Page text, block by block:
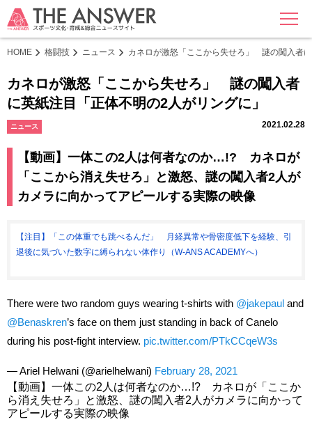
MENU
HOME 格闘技 ニュース カネロが激怒「ここから失せろ」 謎の闖入者
カネロが激怒「ここから失せろ」 謎の闖入者
に英紙注目「正体不明の2人がリングに」
ニュース 2021.02.28
【動画】一体この2人は何者なのか…!? カネロが
「ここから消え失せろ」と激怒、謎の闖入者2人が
カメラに向かってアピールする実際の映像
【注目】「この体重でも跳べるんだ」 月経異常や骨密度低下を経験、引
退後に気づいた数字に縛られない体作り（W-ANS ACADEMYへ）
There were two random guys wearing t-shirts with @jakepaul and
@Benaskren’s face on them just standing in back of Canelo
during his post-fight interview. pic.twitter.com/PTkCCqeW3s
— Ariel Helwani (@arielhelwani) February 28, 2021
【動画】一体この2人は何者なのか…!? カネロが「ここか
ら消え失せろ」と激怒、謎の闖入者2人がカメラに向かって
アピールする実際の映像